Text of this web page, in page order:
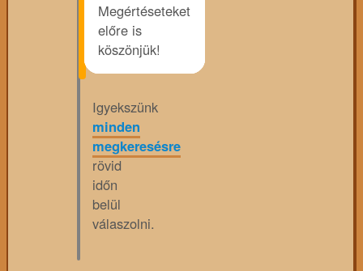
Megértéseteket
előre is
köszönjük!
Igyekszünk
minden
megkeresésre
rövid
időn
belül
válaszolni.